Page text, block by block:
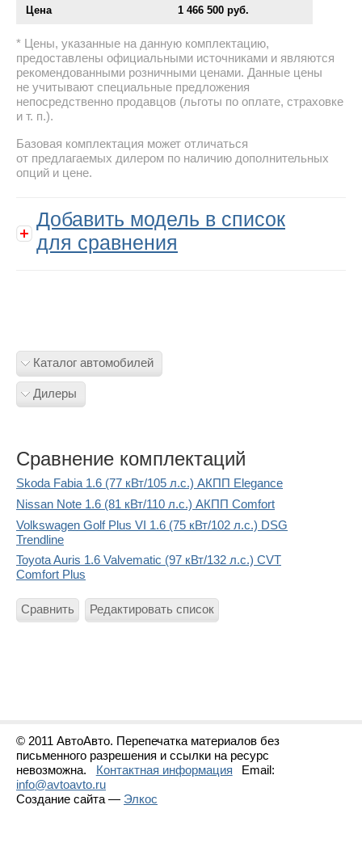
Цена 1 466 500 руб.
Цены, указанные на данную комплектацию,
предоставлены официальными источниками и являются
рекомендованными розничными ценами. Данные цены
не учитывают специальные предложения
непосредственно продавцов (льготы по оплате, страховке
и т. п.).
Базовая комплектация может отличаться
от предлагаемых дилером по наличию дополнительных
опций и цене.
Добавить модель в список
для сравнения
Каталог автомобилей
Дилеры
Сравнение комплектаций
Skoda Fabia 1.6 (77 кВт/105 л.с.) АКПП Elegance
Nissan Note 1.6 (81 кВт/110 л.с.) АКПП Comfort
Volkswagen Golf Plus VI 1.6 (75 кВт/102 л.с.) DSG
Trendline
Toyota Auris 1.6 Valvematic (97 кВт/132 л.с.) CVT
Comfort Plus
Сравнить Редактировать список
© 2011 АвтоАвто. Перепечатка материалов без
письменного разрешения и ссылки на ресурс
невозможна.
Контактная информация
Email:
info@avtoavto.ru
Создание сайта — Элкос